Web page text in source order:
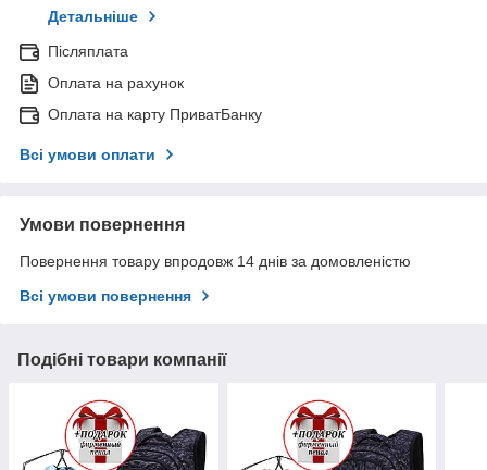
Детальніше
Післяплата
Оплата на рахунок
Оплата на карту ПриватБанку
Всі умови оплати
Умови повернення
Повернення товару впродовж 14 днів за домовленістю
Всі умови повернення
Подібні товари компанії